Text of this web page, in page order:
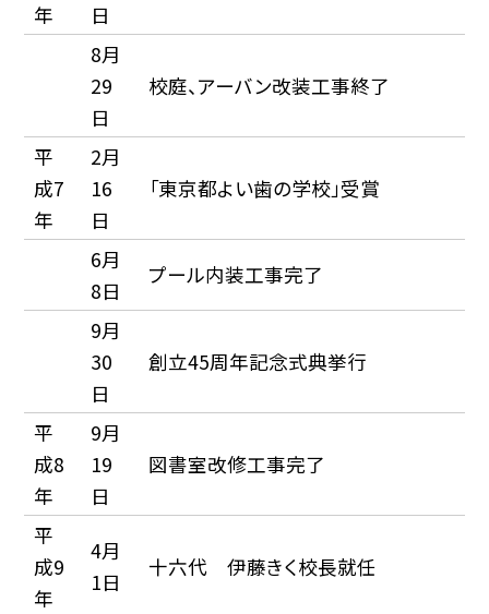
年
日
8月
29
日
校庭、アーバン改装工事終了
平
成7
年
2月
16
日
「東京都よい歯の学校」受賞
6月
8日
プール内装工事完了
9月
30
日
創立45周年記念式典挙行
平
成8
年
9月
19
日
図書室改修工事完了
平
成9
年
4月
1日
十六代 伊藤きく校長就任